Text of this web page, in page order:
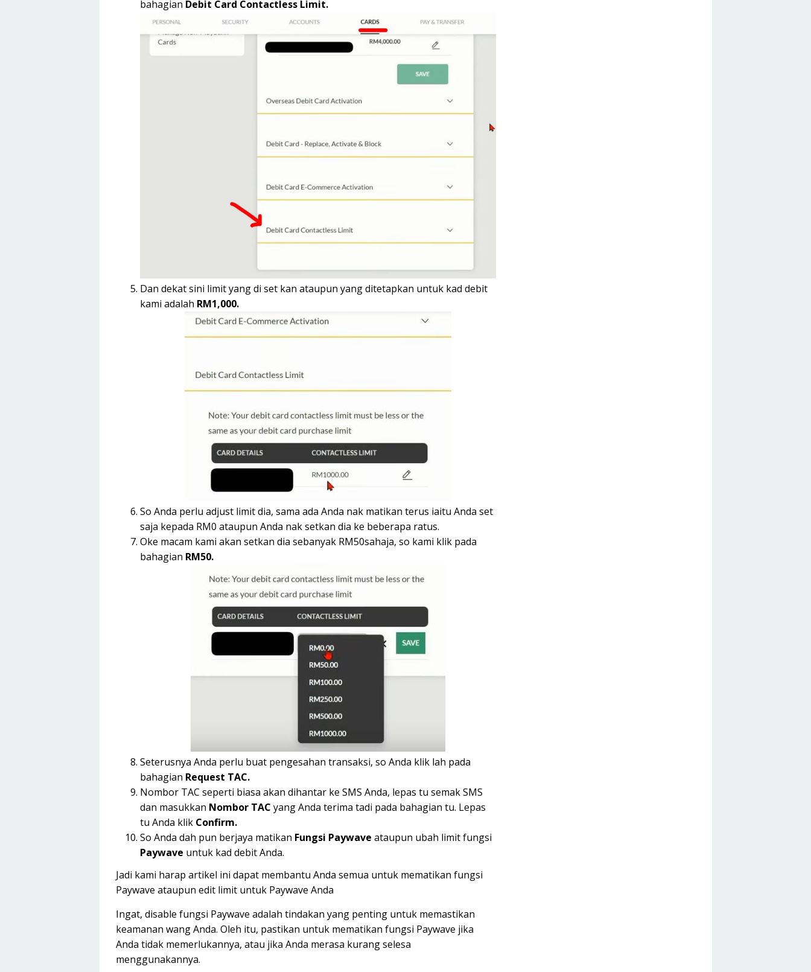
bahagian Debit Card Contactless Limit.
Dan dekat sini limit yang di set kan ataupun yang ditetapkan untuk kad debit
kami adalah RM1,000.
So Anda perlu adjust limit dia, sama ada Anda nak matikan terus iaitu Anda set
saja kepada RM0 ataupun Anda nak setkan dia ke beberapa ratus.
Oke macam kami akan setkan dia sebanyak RM50sahaja, so kami klik pada
bahagian RM50.
Seterusnya Anda perlu buat pengesahan transaksi, so Anda klik lah pada
bahagian Request TAC.
Nombor TAC seperti biasa akan dihantar ke SMS Anda, lepas tu semak SMS
dan masukkan Nombor TAC yang Anda terima tadi pada bahagian tu. Lepas
tu Anda klik Confirm.
So Anda dah pun berjaya matikan Fungsi Paywave ataupun ubah limit fungsi
Paywave untuk kad debit Anda.
Jadi kami harap artikel ini dapat membantu Anda semua untuk mematikan fungsi
Paywave ataupun edit limit untuk Paywave Anda
Ingat, disable fungsi Paywave adalah tindakan yang penting untuk memastikan
keamanan wang Anda. Oleh itu, pastikan untuk mematikan fungsi Paywave jika
Anda tidak memerlukannya, atau jika Anda merasa kurang selesa
menggunakannya.